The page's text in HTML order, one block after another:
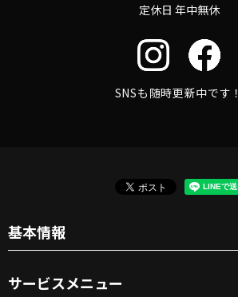
定休日 年中無休
SNSも随時更新中です！
基本情報
サービスメニュー